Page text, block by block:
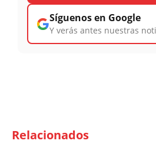
Síguenos en Google
Y verás antes nuestras
Relacionados